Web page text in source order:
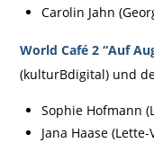
Carolin Jahn
World Café 2 “Auf
(kulturBdigital) und
Sophie Hofmann
Jana Haase